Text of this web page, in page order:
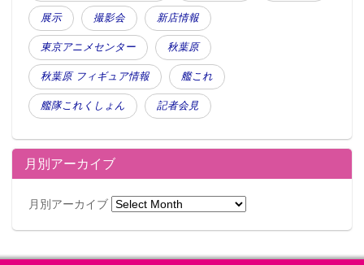
展示 撮影会 新店情報
東京アニメセンター 秋葉原
秋葉原 フィギュア情報 艦これ
艦隊これくしょん 記者会見
月別アーカイブ
月別アーカイブ